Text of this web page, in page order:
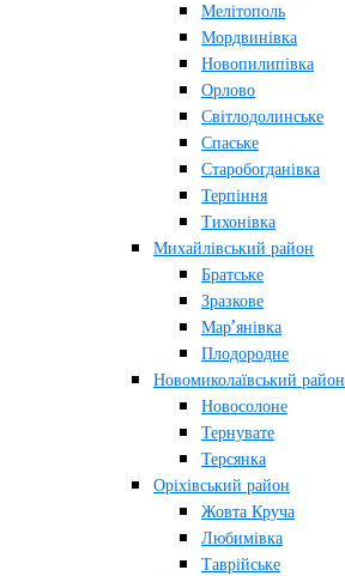
Мелітополь
Мордвинівка
Новопилипівка
Орлово
Світлодолинське
Спаське
Старобогданівка
Терпіння
Тихонівка
Михайлівський район
Братське
Зразкове
Мар’янівка
Плодородне
Новомиколаївський район
Новосолоне
Тернувате
Терсянка
Оріхівський район
Жовта Круча
Любимівка
Таврійське